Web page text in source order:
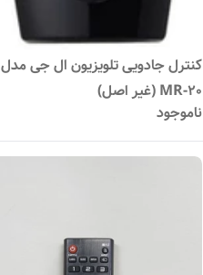
کنترل جادویی تلویزیون ال جی مدل
MR-20 (غیر اصل)
ناموجود